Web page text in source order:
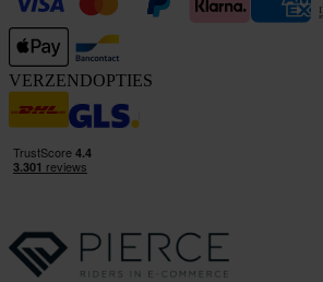
VERZENDOPTIES